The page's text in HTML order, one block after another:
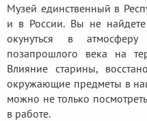
Музей единственный в
и в России. Вы не
окунуться в
позапрошлого века на
Влияние старины,
окружающие предметы в
можно не только
в работе.